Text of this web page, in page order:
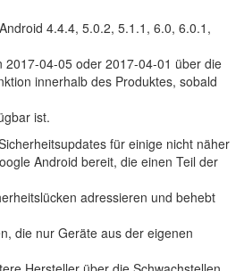
4.4.4, 5.0.2, 5.1.1, 6.0, 6.0.1,
2017-04-05 oder 2017-04-01 über die
innerhalb des Produktes, sobald
ist.
für einige nicht näher
Android bereit, die einen Teil der
adressieren und behebt
die nur Geräte aus der eigenen